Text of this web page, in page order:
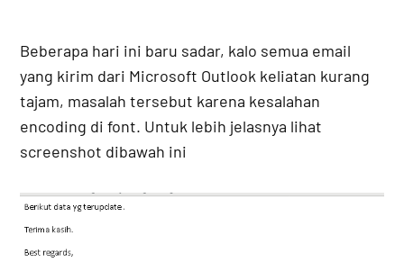
Beberapa hari ini baru sadar, kalo semua email
yang kirim dari Microsoft Outlook keliatan kurang
tajam, masalah tersebut karena kesalahan
encoding di font. Untuk lebih jelasnya lihat
screenshot dibawah ini